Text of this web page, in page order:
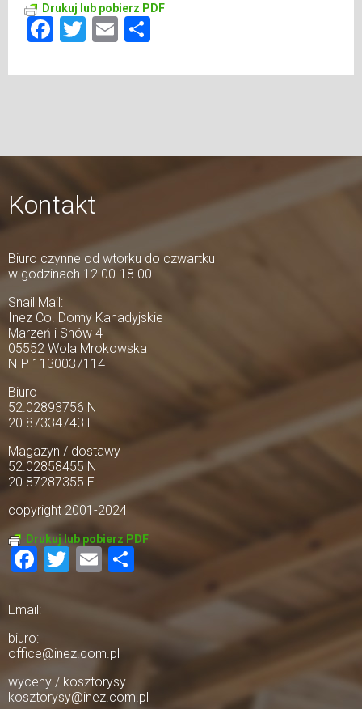
Drukuj lub pobierz PDF
Facebook
Twitter
Email
Kontakt
Biuro czynne od wtorku do czwartku
w godzinach 12.00-18.00
Snail Mail:
Inez Co. Domy Kanadyjskie
Marzeń i Snów 4
05552 Wola Mrokowska
NIP 1130037114
Biuro
52.02893756 N
20.87334743 E
Magazyn / dostawy
52.02858455 N
20.87287355 E
copyright 2001-2024
Drukuj lub pobierz PDF
Facebook
Twitter
EmailShare
Email:
biuro:
office@inez.com.pl
wyceny / kosztorysy
kosztorysy@inez.com.pl